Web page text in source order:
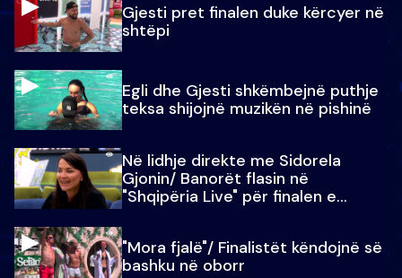
Gjesti pret finalen duke kërcyer në
shtëpi
Egli dhe Gjesti shkëmbejnë puthje
teksa shijojnë muzikën në pishinë
Në lidhje direkte me Sidorela
Gjonin/ Banorët flasin në
"Shqipëria Live" për finalen e
"Mora fjalë"/ Finalistët këndojnë së
bashku në oborr